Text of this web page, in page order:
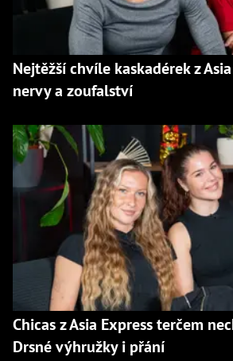
Nejtěžší chvíle kaskadérek z
nervy a zoufalství
Chicas z Asia Express terčem
Drsné výhružky i přání